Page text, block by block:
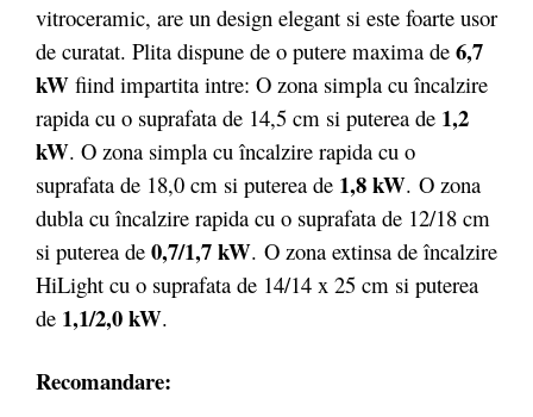
vitroceramic, are un design elegant si este foarte usor
de curatat. Plita dispune de o putere maxima de 6,7
kW fiind impartita intre: O zona simpla cu încalzire
rapida cu o suprafata de 14,5 cm si puterea de 1,2
kW. O zona simpla cu încalzire rapida cu o
suprafata de 18,0 cm si puterea de 1,8 kW. O zona
dubla cu încalzire rapida cu o suprafata de 12/18 cm
si puterea de 0,7/1,7 kW. O zona extinsa de încalzire
HiLight cu o suprafata de 14/14 x 25 cm si puterea
de 1,1/2,0 kW.
Recomandare: